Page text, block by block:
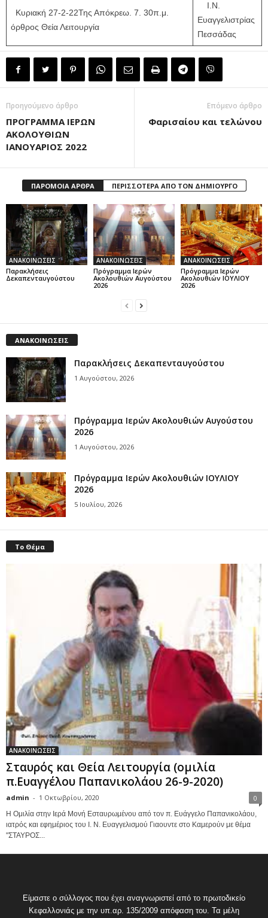
Κυριακή 27-2-22Της Απόκρεω. 7. 30π.μ.
όρθρος Θεία Λειτουργία
Ι.Ν.
Ευαγγελιστρίας
Πεσσάδας
Προηγούμενο άρθρο
ΠΡΟΓΡΑΜΜΑ ΙΕΡΩΝ
ΑΚΟΛΟΥΘΙΩΝ
ΙΑΝΟΥΑΡΙΟΣ 2022
Επόμενο άρθρο
Φαρισαίου και τελώνου
ΠΑΡΟΜΟΙΑ ΑΡΘΡΑ ΠΕΡΙΣΣΟΤΕΡΑ ΑΠΟ ΤΟΝ ΔΗΜΙΟΥΡΓΟ
ΑΝΑΚΟΙΝΩΣΕΙΣ
Παρακλήσεις
Δεκαπενταυγούστου
ΑΝΑΚΟΙΝΩΣΕΙΣ
Πρόγραμμα Ιερών
Ακολουθιών Αυγούστου
2026
ΑΝΑΚΟΙΝΩΣΕΙΣ
Πρόγραμμα Ιερών
Ακολουθιών ΙΟΥΛΙΟΥ
2026
ΑΝΑΚΟΙΝΩΣΕΙΣ
Παρακλήσεις Δεκαπενταυγούστου
1 Αυγούστου, 2026
Πρόγραμμα Ιερών Ακολουθιών Αυγούστου
2026
1 Αυγούστου, 2026
Πρόγραμμα Ιερών Ακολουθιών ΙΟΥΛΙΟΥ
2026
5 Ιουλίου, 2026
Το Θέμα
ΑΝΑΚΟΙΝΩΣΕΙΣ
Σταυρός και Θεία Λειτουργία (ομιλία
π.Ευαγγέλου Παπανικολάου 26-9-2020)
admin - 1 Οκτωβρίου, 2020 0
Η Ομιλία στην Ιερά Μονή Εσταυρωμένου από τον π. Ευάγγελο Παπανικολάου,
ιατρός και εφημέριος του Ι. Ν. Ευαγγελισμού Γιαουντε στο Καμερούν με θέμα
"ΣΤΑΥΡΟΣ...
Είμαστε ο σύλλογος που έχει αναγνωριστεί από το πρωτοδικείο
Κεφαλλονιάς με την υπ.αρ. 135/2009 απόφαση του. Τα μέλη